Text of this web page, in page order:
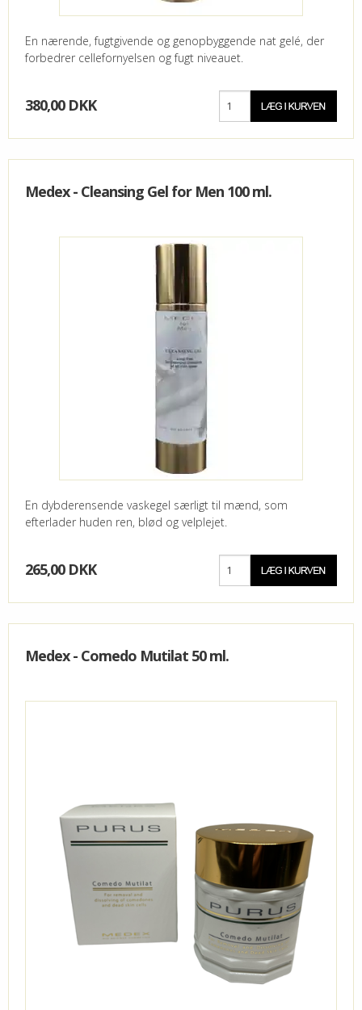
En nærende, fugtgivende og genopbyggende nat gelé, der
forbedrer cellefornyelsen og fugt niveauet.
380,00 DKK
Medex - Cleansing Gel for Men 100 ml.
En dybderensende vaskegel særligt til mænd, som
efterlader huden ren, blød og velplejet.
265,00 DKK
Medex - Comedo Mutilat 50 ml.